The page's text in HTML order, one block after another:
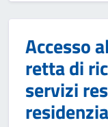
Accesso
retta di
servizi